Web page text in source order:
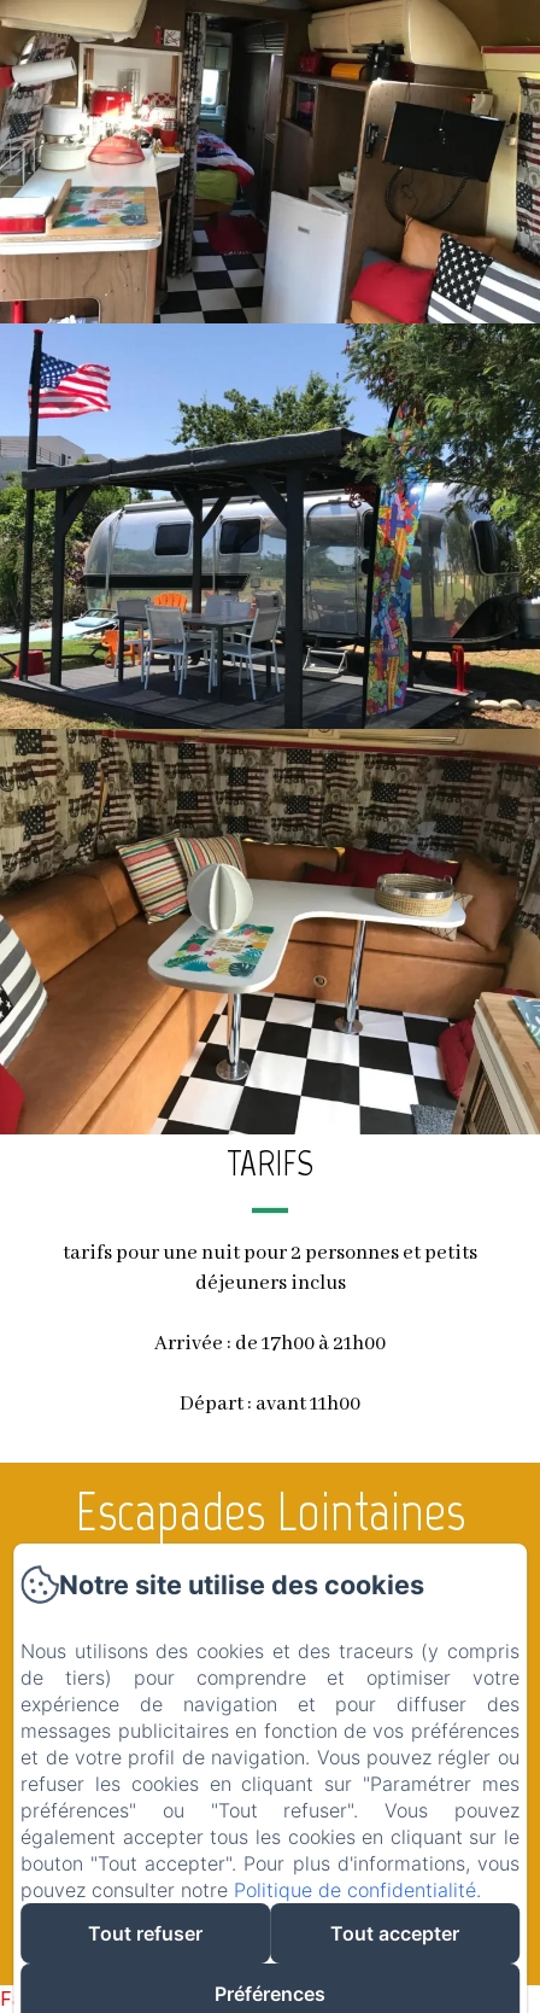
TARIFS
tarifs pour une nuit pour 2 personnes et petits
déjeuners inclus
Arrivée : de 17h00 à 21h00
Départ : avant 11h00
Escapades Lointaines
Les Chambres & Airstream
La Région
Boutique
Contact
Mentions légales
Créé par Amenitiz
Failed to load BookingEngine/index: Loading chunk 1322
Notre site utilise des cookies
Nous utilisons des cookies et des traceurs (y compris
de tiers) pour comprendre et optimiser votre
expérience de navigation et pour diffuser des
messages publicitaires en fonction de vos préférences
et de votre profil de navigation. Vous pouvez régler ou
refuser les cookies en cliquant sur "Paramétrer mes
préférences" ou "Tout refuser". Vous pouvez
également accepter tous les cookies en cliquant sur le
bouton "Tout accepter". Pour plus d'informations, vous
pouvez consulter notre Politique de confidentialité.
Tout refuser
Tout accepter
Préférences